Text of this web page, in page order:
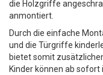
die Holzgriffe
anmontiert.
Durch die einfache
und die Türgriffe
bietet somit
Kinder können ab